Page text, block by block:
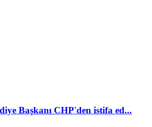
Başkanı CHP'den istifa ed...